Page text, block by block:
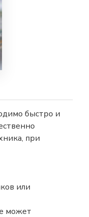
быстро и
при
или
может